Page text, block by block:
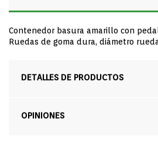
Contenedor basura amarillo con
Ruedas de goma dura, diámetro
DETALLES DE PRODUCTOS
OPINIONES